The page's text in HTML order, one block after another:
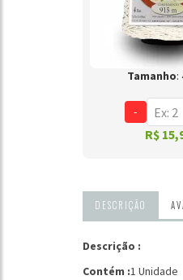
Tamanho:
-
R$
DESCRIÇÃO
Descrição :
Contém :1 Unidade